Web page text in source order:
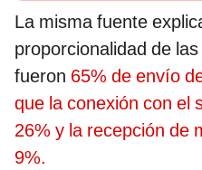
La misma fuente
proporcionalidad de
fueron 65% de envío
que la conexión con el
26% y la recepción de
9%.